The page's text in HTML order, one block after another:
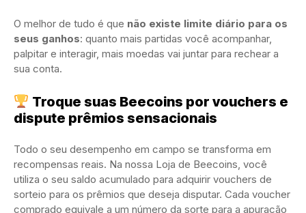
O melhor de tudo é que não existe limite diário para os
seus ganhos: quanto mais partidas você acompanhar,
palpitar e interagir, mais moedas vai juntar para rechear a
sua conta.
Troque suas Beecoins por vouchers e
dispute prêmios sensacionais
Todo o seu desempenho em campo se transforma em
recompensas reais. Na nossa Loja de Beecoins, você
utiliza o seu saldo acumulado para adquirir vouchers de
sorteio para os prêmios que deseja disputar. Cada voucher
comprado equivale a um número da sorte para a apuração